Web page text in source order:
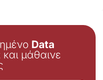
Data
και μάθαινε